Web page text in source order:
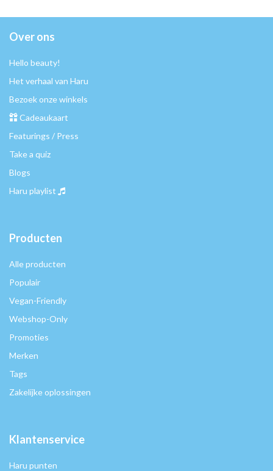
Over ons
Hello beauty!
Het verhaal van Haru
Bezoek onze winkels
Cadeaukaart
Featurings / Press
Take a quiz
Blogs
Haru playlist
Producten
Alle producten
Populair
Vegan-Friendly
Webshop-Only
Promoties
Merken
Tags
Zakelijke oplossingen
Klantenservice
Haru punten